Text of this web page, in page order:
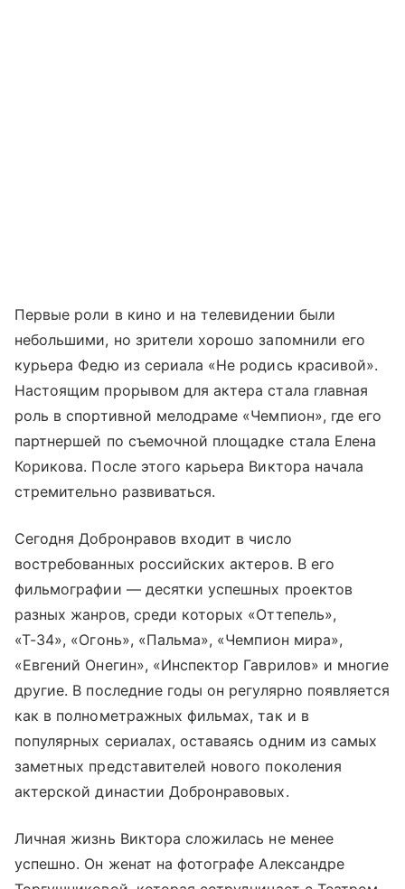
Первые роли в кино и на телевидении были
небольшими, но зрители хорошо запомнили его
курьера Федю из сериала «Не родись красивой».
Настоящим прорывом для актера стала главная
роль в спортивной мелодраме «Чемпион», где его
партнершей по съемочной площадке стала Елена
Корикова. После этого карьера Виктора начала
стремительно развиваться.
Сегодня Добронравов входит в число
востребованных российских актеров. В его
фильмографии — десятки успешных проектов
разных жанров, среди которых «Оттепель»,
«Т-34», «Огонь», «Пальма», «Чемпион мира»,
«Евгений Онегин», «Инспектор Гаврилов» и многие
другие. В последние годы он регулярно появляется
как в полнометражных фильмах, так и в
популярных сериалах, оставаясь одним из самых
заметных представителей нового поколения
актерской династии Добронравовых.
Личная жизнь Виктора сложилась не менее
успешно. Он женат на фотографе Александре